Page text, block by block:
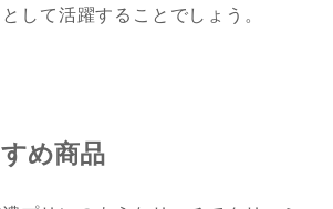
して活躍することでしょう。
め商品